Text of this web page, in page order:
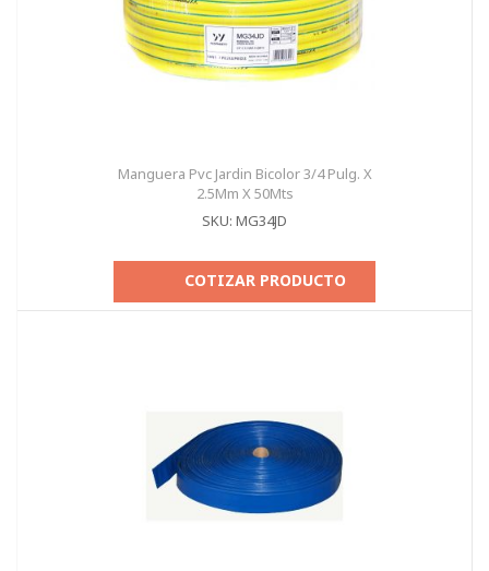
Manguera Pvc Jardin Bicolor 3/4 Pulg. X
2.5Mm X 50Mts
SKU: MG34JD
COTIZAR PRODUCTO